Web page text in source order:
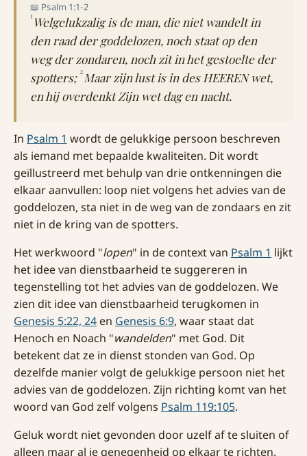
📖 Psalm 1:1-2
1 Welgelukzalig is de man, die niet wandelt in
den raad der goddelozen, noch staat op den
weg der zondaren, noch zit in het gestoelte der
spotters; 2Maar zijn lust is in des HEEREN wet,
en hij overdenkt Zijn wet dag en nacht.
In Psalm 1 wordt de gelukkige persoon beschreven
als iemand met bepaalde kwaliteiten. Dit wordt
geïllustreerd met behulp van drie ontkenningen die
elkaar aanvullen: loop niet volgens het advies van de
goddelozen, sta niet in de weg van de zondaars en zit
niet in de kring van de spotters.
Het werkwoord "lopen" in de context van Psalm 1 lijkt
het idee van dienstbaarheid te suggereren in
tegenstelling tot het advies van de goddelozen. We
zien dit idee van dienstbaarheid terugkomen in
Genesis 5:22, 24 en Genesis 6:9, waar staat dat
Henoch en Noach "wandelden" met God. Dit
betekent dat ze in dienst stonden van God. Op
dezelfde manier volgt de gelukkige persoon niet het
advies van de goddelozen. Zijn richting komt van het
woord van God zelf volgens Psalm 119:105.
Geluk wordt niet gevonden door uzelf af te sluiten of
alleen maar al je genegenheid op elkaar te richten.